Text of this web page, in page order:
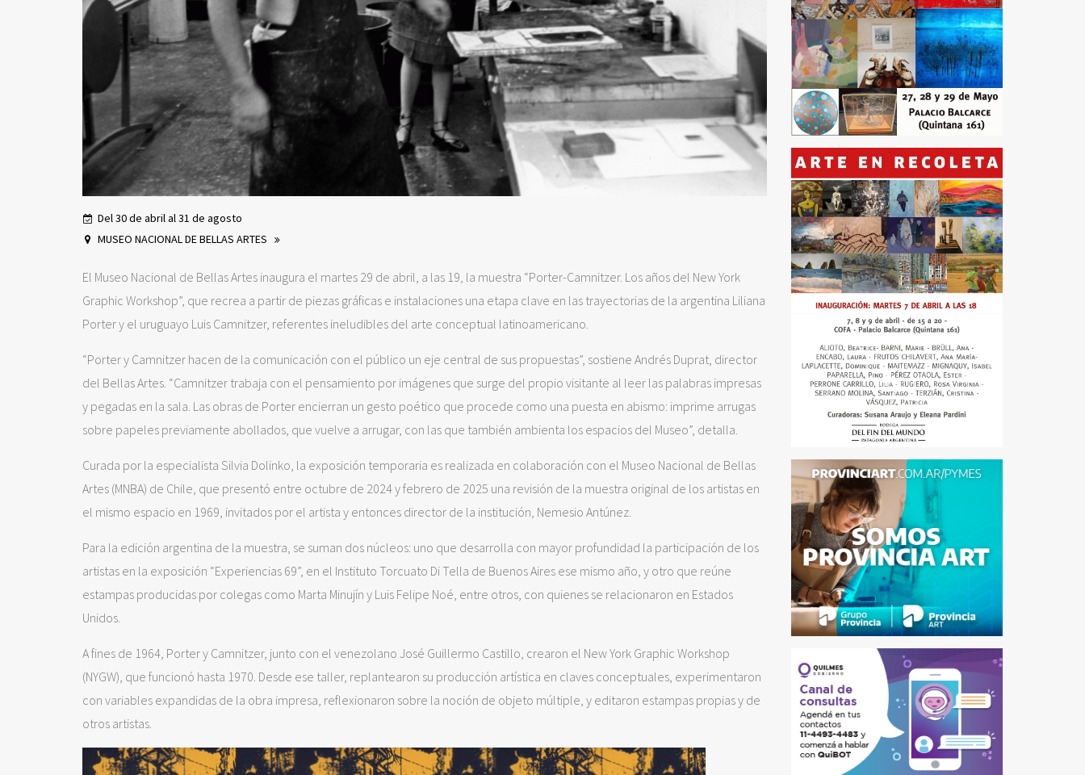
Del 30 de abril al 31 de agosto
MUSEO NACIONAL DE BELLAS ARTES
El Museo Nacional de Bellas Artes inaugura el martes 29 de abril, a las 19, la muestra “Porter-Camnitzer. Los años del New York
Graphic Workshop”, que recrea a partir de piezas gráficas e instalaciones una etapa clave en las trayectorias de la argentina Liliana
Porter y el uruguayo Luis Camnitzer, referentes ineludibles del arte conceptual latinoamericano.
“Porter y Camnitzer hacen de la comunicación con el público un eje central de sus propuestas”, sostiene Andrés Duprat, director
del Bellas Artes. “Camnitzer trabaja con el pensamiento por imágenes que surge del propio visitante al leer las palabras impresas
y pegadas en la sala. Las obras de Porter encierran un gesto poético que procede como una puesta en abismo: imprime arrugas
sobre papeles previamente abollados, que vuelve a arrugar, con las que también ambienta los espacios del Museo”, detalla.
Curada por la especialista Silvia Dolinko, la exposición temporaria es realizada en colaboración con el Museo Nacional de Bellas
Artes (MNBA) de Chile, que presentó entre octubre de 2024 y febrero de 2025 una revisión de la muestra original de los artistas en
el mismo espacio en 1969, invitados por el artista y entonces director de la institución, Nemesio Antúnez.
Para la edición argentina de la muestra, se suman dos núcleos: uno que desarrolla con mayor profundidad la participación de los
artistas en la exposición “Experiencias 69”, en el Instituto Torcuato Di Tella de Buenos Aires ese mismo año, y otro que reúne
estampas producidas por colegas como Marta Minujín y Luis Felipe Noé, entre otros, con quienes se relacionaron en Estados
Unidos.
A fines de 1964, Porter y Camnitzer, junto con el venezolano José Guillermo Castillo, crearon el New York Graphic Workshop
(NYGW), que funcionó hasta 1970. Desde ese taller, replantearon su producción artística en claves conceptuales, experimentaron
con variables expandidas de la obra impresa, reflexionaron sobre la noción de objeto múltiple, y editaron estampas propias y de
otros artistas.